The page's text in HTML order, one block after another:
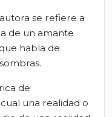
se refiere a
de un amante
habla de
de
una realidad o